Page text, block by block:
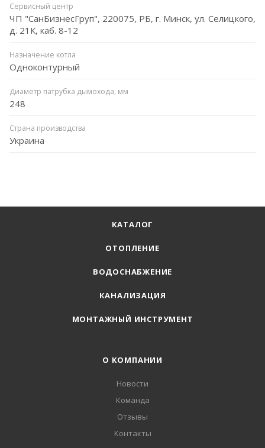
Сервисный центр
ЧП "СанБизнесГруп", 220075, РБ, г. Минск, ул. Селицкого,
д. 21К, каб. 8-12
Назначение котла
Одноконтурный
Диаметр патрубка дымохода, мм
248
Страна производства
Украина
КАТАЛОГ
ОТОПЛЕНИЕ
ВОДОСНАБЖЕНИЕ
КАНАЛИЗАЦИЯ
МОНТАЖНЫЙ ИНСТРУМЕНТ
О КОМПАНИИ
Новости
Команда
Отзывы
Контакты